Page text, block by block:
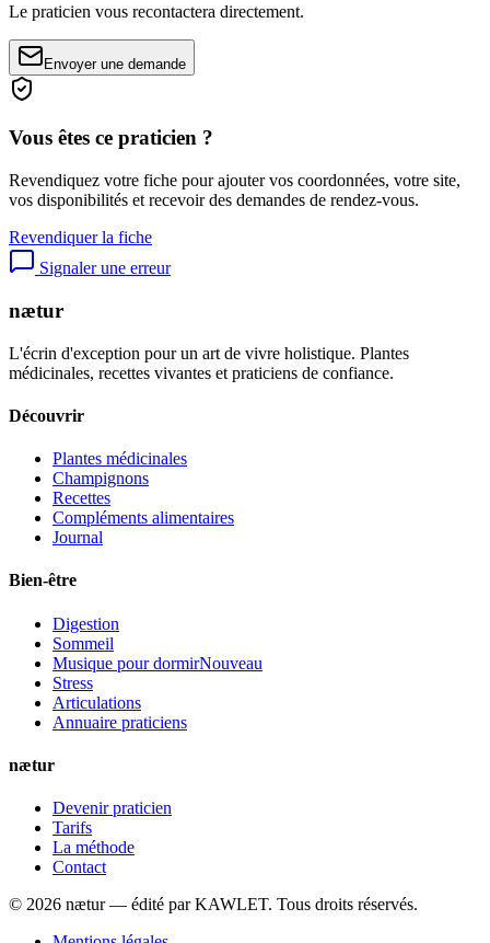
Le praticien vous recontactera directement.
Envoyer une demande
Vous êtes ce praticien ?
Revendiquez votre fiche pour ajouter vos coordonnées, votre site,
vos disponibilités et recevoir des demandes de rendez-vous.
Revendiquer la fiche
Signaler une erreur
nætur
L'écrin d'exception pour un art de vivre holistique. Plantes
médicinales, recettes vivantes et praticiens de confiance.
Découvrir
Plantes médicinales
Champignons
Recettes
Compléments alimentaires
Journal
Bien-être
Digestion
Sommeil
Musique pour dormirNouveau
Stress
Articulations
Annuaire praticiens
nætur
Devenir praticien
Tarifs
La méthode
Contact
© 2026 nætur — édité par KAWLET. Tous droits réservés.